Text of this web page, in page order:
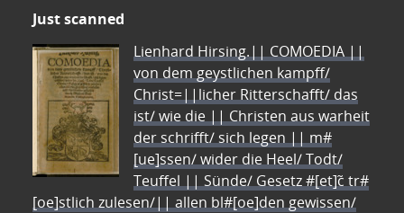
Just scanned
Lienhard Hirsing.|| COMOEDIA ||
von dem geystlichen kampff/
Christ=||licher Ritterschafft/ das
ist/ wie die || Christen aus warheit
der schrifft/ sich legen || m#
[ue]ssen/ wider die Heel/ Todt/
Teuffel || Sünde/ Gesetz #[et]c̃ tr#
[oe]stlich zulesen/|| allen bl#[oe]den gewissen/